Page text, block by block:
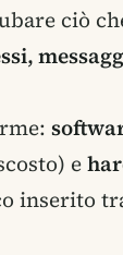
ciò
e
inserito